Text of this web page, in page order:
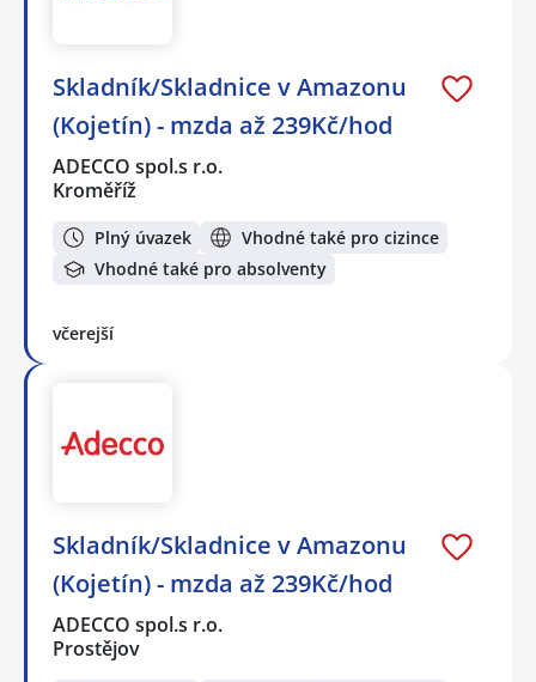
Skladník/Skladnice v Amazonu
(Kojetín) - mzda až 239Kč/hod
ADECCO spol.s r.o.
Kroměříž
Plný úvazek
Vhodné také pro cizince
Vhodné také pro absolventy
včerejší
Skladník/Skladnice v Amazonu
(Kojetín) - mzda až 239Kč/hod
ADECCO spol.s r.o.
Prostějov